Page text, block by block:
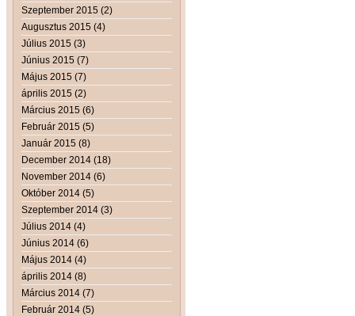
Szeptember 2015 (2)
Augusztus 2015 (4)
Július 2015 (3)
Június 2015 (7)
Május 2015 (7)
április 2015 (2)
Március 2015 (6)
Február 2015 (5)
Január 2015 (8)
December 2014 (18)
November 2014 (6)
Október 2014 (5)
Szeptember 2014 (3)
Július 2014 (4)
Június 2014 (6)
Május 2014 (4)
április 2014 (8)
Március 2014 (7)
Február 2014 (5)